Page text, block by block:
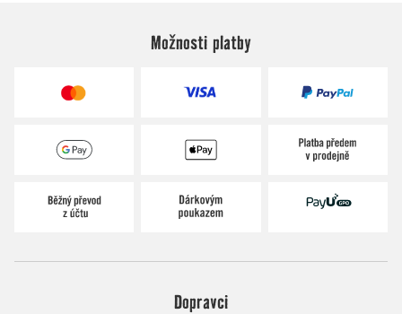
Možnosti platby
Dopravci